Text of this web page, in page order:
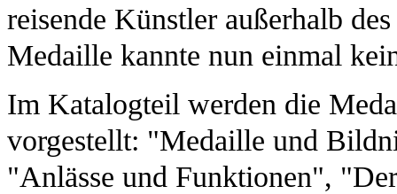
reisende Künstler außerhalb
Medaille kannte nun einmal
Im Katalogteil werden die
vorgestellt: "Medaille und
"Anlässe und Funktionen",